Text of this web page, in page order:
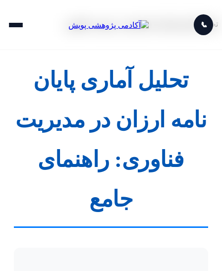
📞
تحلیل آماری پایان نامه ارزان در مدیریت فناوری
تحلیل آماری پایان
نامه ارزان در مدیریت
فناوری: راهنمای
جامع